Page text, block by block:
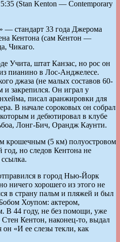
(Stan Kenton — Contemporary
— стандарт 33 года Джерома
Кентона (сам Кентон —
Чикаго.
Учита, штат Канзас, но рос он
пианино в Лос-Анджелесе.
джаза (не малых составов 60-
и закрепился. Он играл у
писал аранжировки для
В начале сороковых он собрал
и дебютировал в клубе
Лонг-Бич, Орандж Каунти.
крошечным (5 км) полуостровом
год, но следов Кентона не
в город Нью-Йорк
ничего хорошего из этого не
в страну пальм и пляжей и был
Хоупом: актером,
В 44 году, не без помощи, уже
Кентон, наконец-то, выдал
«И ее слезы текли, как